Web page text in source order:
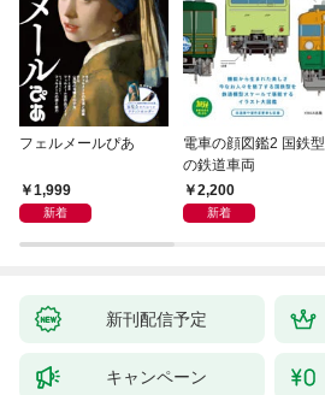
フェルメールぴあ
1,999
新着
電車の顔図鑑2 国鉄型
の鉄道車両
2,200
新着
新刊配信予定
キャンペーン